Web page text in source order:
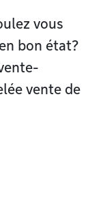
vous
bon état?
vente de